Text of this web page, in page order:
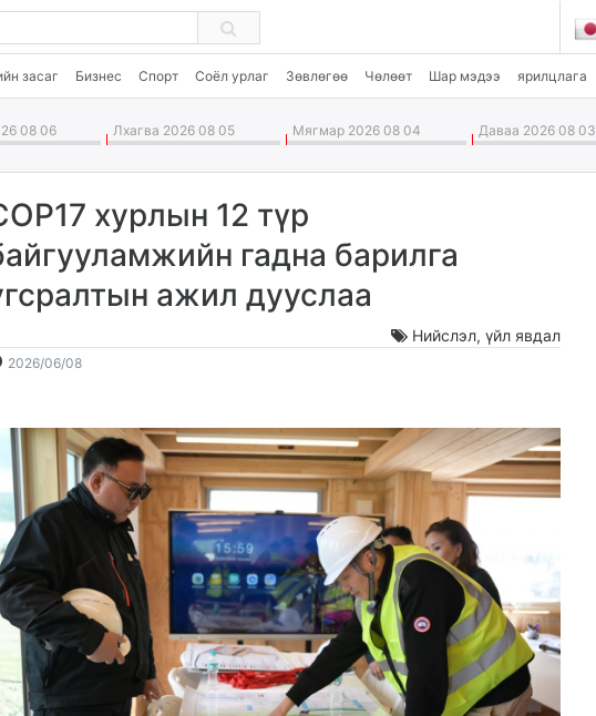
засаг Бизнес Спорт Соёл урлаг Зөвлөгөө Чөлөөт Шар мэдээ ярилцлага
08 06 Лхагва 2026 08 05 Мягмар 2026 08 04 Даваа 2026 08 03
хурлын 12 түр
гадна барилга
ажил дууслаа
Нийслэл,үйл явдал
2026/06/082026-
10:49:52
2026-
15:11:42